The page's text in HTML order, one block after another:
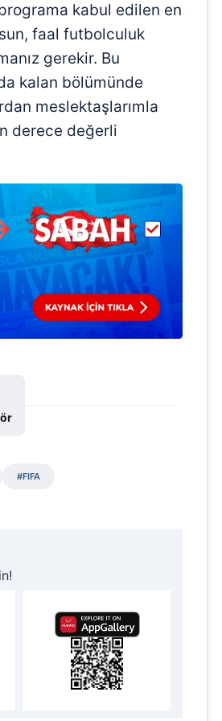
almak için lütfen tıklayınız.
kabul edilen en
faal futbolculuk
gerekir. Bu
kalan bölümünde
meslektaşlarımla
derece değerli
#FIFA